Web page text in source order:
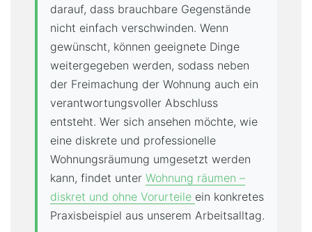
darauf, dass brauchbare Gegenstände
nicht einfach verschwinden. Wenn
gewünscht, können geeignete Dinge
weitergegeben werden, sodass neben
der Freimachung der Wohnung auch ein
verantwortungsvoller Abschluss
entsteht. Wer sich ansehen möchte, wie
eine diskrete und professionelle
Wohnungsräumung umgesetzt werden
kann, findet unter Wohnung räumen –
diskret und ohne Vorurteile ein konkretes
Praxisbeispiel aus unserem Arbeitsalltag.